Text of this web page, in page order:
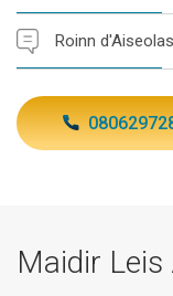
Roinn d'Aiseolas
Maidir Leis